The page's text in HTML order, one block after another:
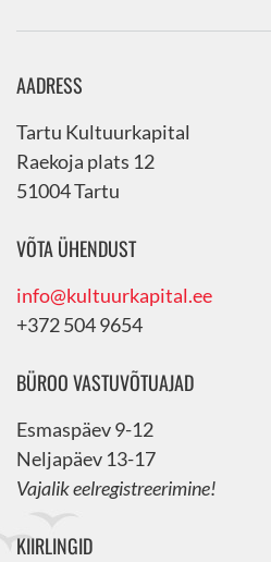
AADRESS
Tartu Kultuurkapital
Raekoja plats 12
51004 Tartu
VÕTA ÜHENDUST
info@kultuurkapital.ee
+372 504 9654
BÜROO VASTUVÕTUAJAD
Esmaspäev 9-12
Neljapäev 13-17
Vajalik eelregistreerimine!
KIIRLINGID